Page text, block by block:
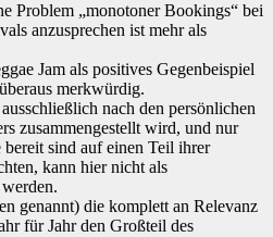
Problem „monotoner Bookings“ bei
anzusprechen ist mehr als
Jam als positives Gegenbeispiel
merkwürdig.
nach den persönlichen
zusammengestellt wird, und nur
sind auf einen Teil ihrer
kann hier nicht als
genannt) die komplett an Relevanz
für Jahr den Großteil des